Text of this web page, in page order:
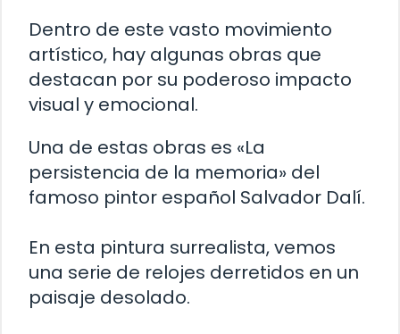
Dentro de este vasto movimiento
artístico, hay algunas obras que
destacan por su poderoso impacto
visual y emocional.
Una de estas obras es «La
persistencia de la memoria» del
famoso pintor español Salvador Dalí.
En esta pintura surrealista, vemos
una serie de relojes derretidos en un
paisaje desolado.